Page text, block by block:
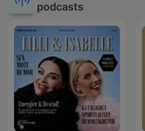
podcasts